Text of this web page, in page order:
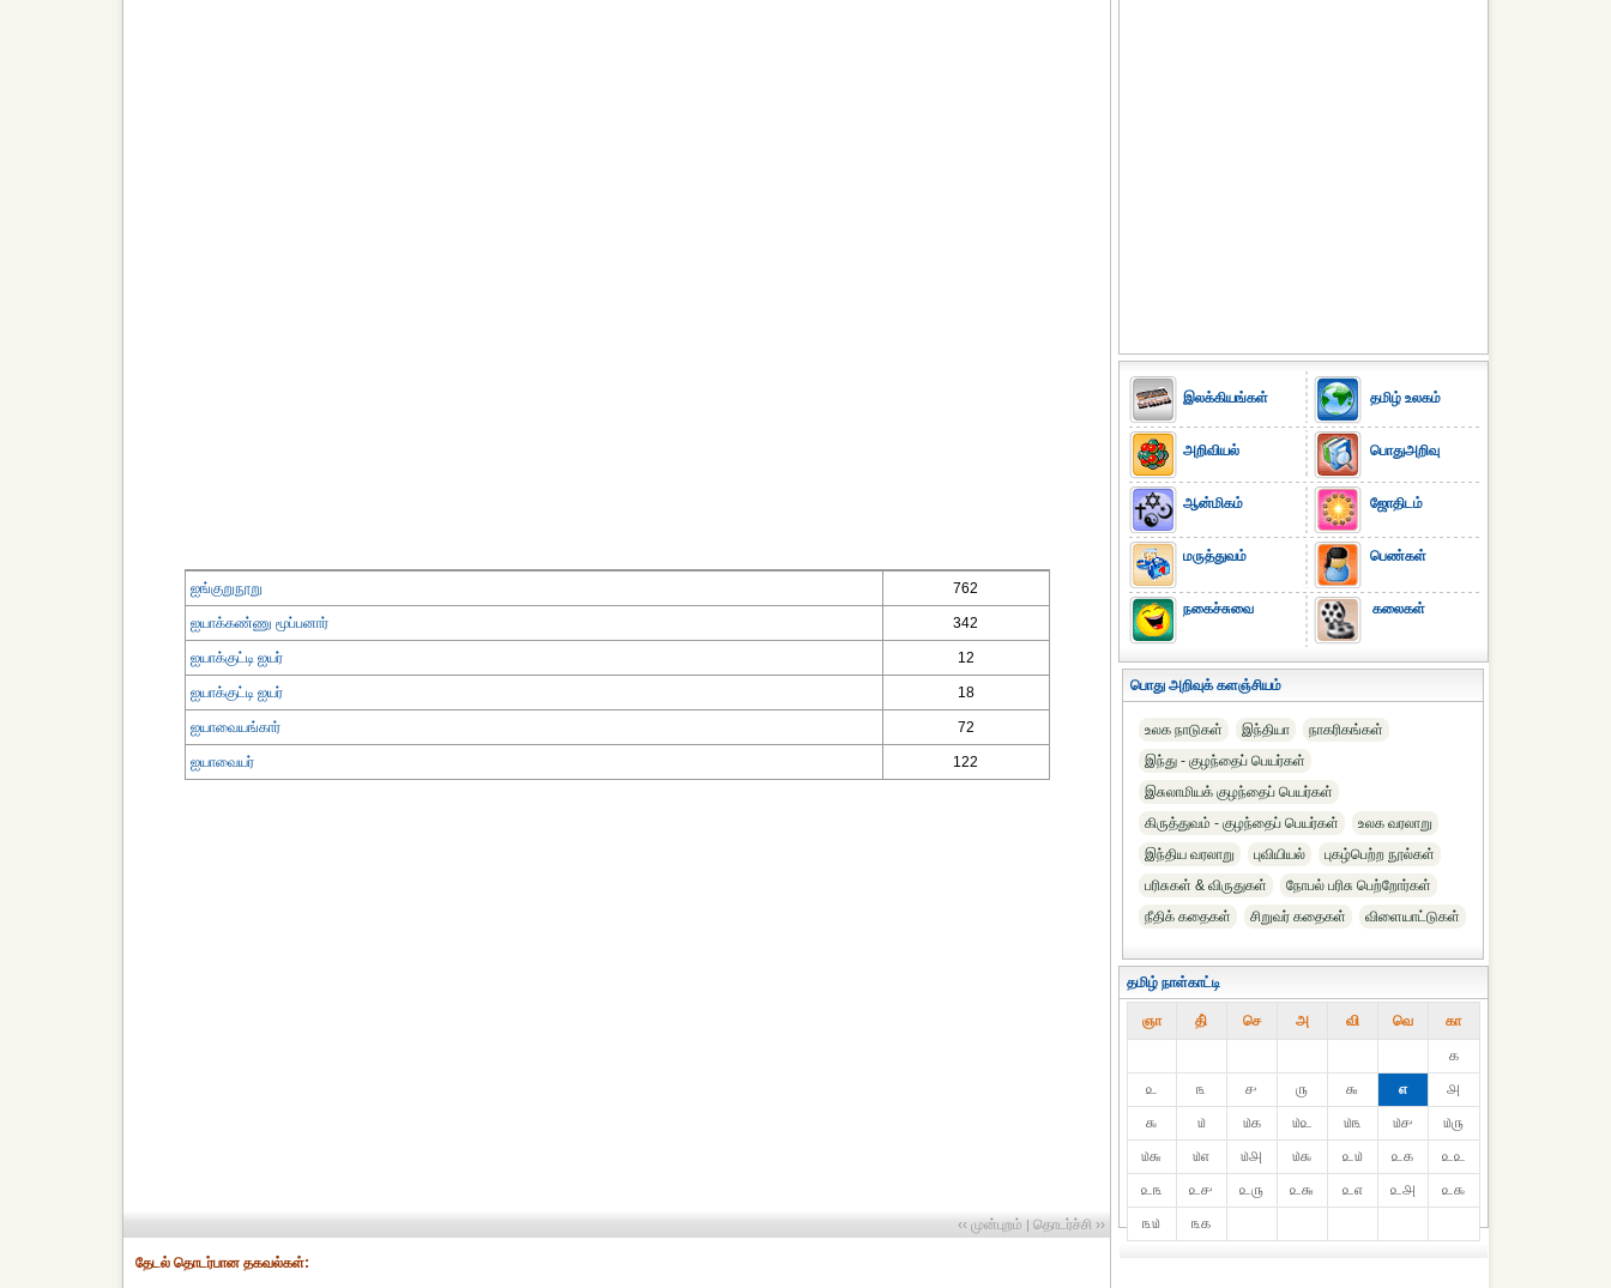
ஐங்குறுநூறு 762
ஐயாக்கண்ணு மூப்பனார் 342
ஐயாக்குட்டி ஐயர் 12
ஐயாக்குட்டி ஐயர் 18
ஐயாவையங்கார் 72
ஐயாவையர் 122
‹‹ முன்புறம் | தொடர்ச்சி ››
தேட‌ல் தொட‌ர்பான தகவ‌ல்க‌ள்:
இலக்கியங்கள்
அறிவியல்
ஆன்மிகம்
மருத்துவம்
நகைச்சுவை
தமிழ் உலகம்
பொதுஅறிவு
ஜோதிடம்
பெண்கள்
கலைகள்
பொது அறிவுக் களஞ்சியம்
உலக நாடுகள் இந்தியா
நாகரிகங்கள்
இந்து - குழந்தைப் பெயர்கள்
இசுலாமியக் குழந்தைப் பெயர்கள்
கிருத்துவம் - குழந்தைப் பெயர்கள்
உலக வரலாறு
இந்திய வரலாறு
புவியியல்
புகழ்பெற்ற நூல்கள்
பரிசுகள் & விருதுகள்
நோபல் பரிசு‎ பெற்றோர்‎கள்
நீதிக் கதைகள்
சிறுவர் கதைகள் விளையாட்டுகள்
தமிழ் நாள்காட்டி
ஞா தி் செ அ வி வெ கா
௧
௨
௩ ௪ ௫ ௬ ௭
௮
௯
௰ ௰௧ ௰௨ ௰௩ ௰௪
௰௫
௰௬
௰௭ ௰௮ ௰௯ ௨௰ ௨௧
௨௨
௨௩
௨௪ ௨௫ ௨௬ ௨௭ ௨௮
௨௯
௩௰
௩௧